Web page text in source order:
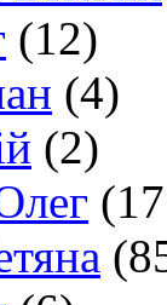
(12)
(4)
(2)